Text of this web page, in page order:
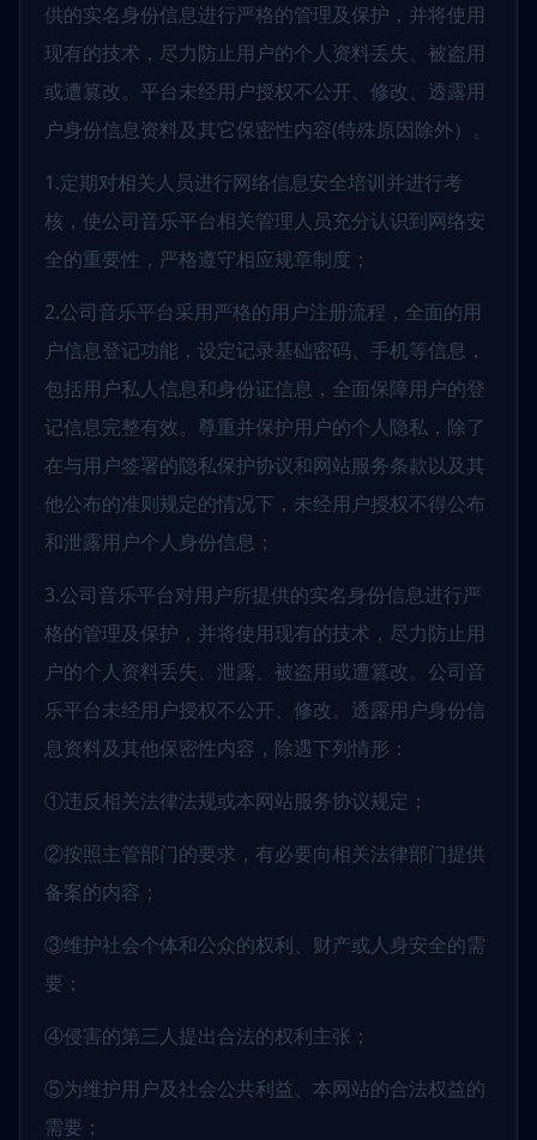
供的实名身份信息进行严格的管理及保护，并将使用
现有的技术，尽力防止用户的个人资料丢失、被盗用
或遭篡改。平台未经用户授权不公开、修改、透露用
户身份信息资料及其它保密性内容(特殊原因除外）。
1.定期对相关人员进行网络信息安全培训并进行考
核，使公司音乐平台相关管理人员充分认识到网络安
全的重要性，严格遵守相应规章制度；
2.公司音乐平台采用严格的用户注册流程，全面的用
户信息登记功能，设定记录基础密码、手机等信息，
包括用户私人信息和身份证信息，全面保障用户的登
记信息完整有效。尊重并保护用户的个人隐私，除了
在与用户签署的隐私保护协议和网站服务条款以及其
他公布的准则规定的情况下，未经用户授权不得公布
和泄露用户个人身份信息；
3.公司音乐平台对用户所提供的实名身份信息进行严
格的管理及保护，并将使用现有的技术，尽力防止用
户的个人资料丢失、泄露、被盗用或遭篡改。公司音
乐平台未经用户授权不公开、修改。透露用户身份信
息资料及其他保密性内容，除遇下列情形：
①违反相关法律法规或本网站服务协议规定；
②按照主管部门的要求，有必要向相关法律部门提供
备案的内容；
③维护社会个体和公众的权利、财产或人身安全的需
要；
④侵害的第三人提出合法的权利主张；
⑤为维护用户及社会公共利益、本网站的合法权益的
需要；